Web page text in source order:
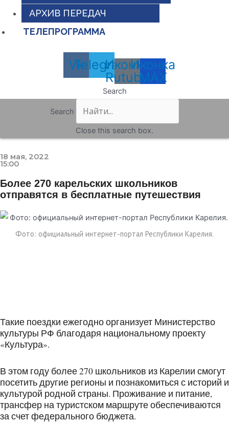
АРХИВ ПЕРЕДАЧ
ТЕЛЕПРОГРАММА
Vk
Telegram
Иконка
Rutube
Иконка
MAX
Search
Search
Close this search box.
18 мая, 2022
15:00
Более 270 карельских школьников
отправятся в бесплатные путешествия
Фото: официальный интернет-портал Республики Карелия.
Такие поездки ежегодно организует Министерство
культуры РФ благодаря национальному проекту
«Культура».
В этом году более 270 школьников из Карелии смогут
посетить другие регионы и познакомиться с историй и
культурой родной страны. Проживание и питание,
трансфер на туристском маршруте обеспечиваются
за счет федерального бюджета.